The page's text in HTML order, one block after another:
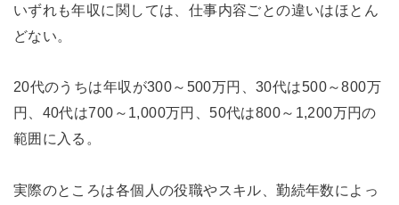
いずれも年収に関しては、仕事内容ごとの違いはほとん
どない。
20代のうちは年収が300～500万円、30代は500～800万
円、40代は700～1,000万円、50代は800～1,200万円の
範囲に入る。
実際のところは各個人の役職やスキル、勤続年数によっ